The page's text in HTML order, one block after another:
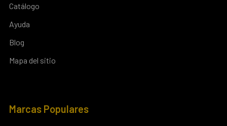
Catálogo
Ayuda
Blog
Mapa del sitio
Marcas Populares